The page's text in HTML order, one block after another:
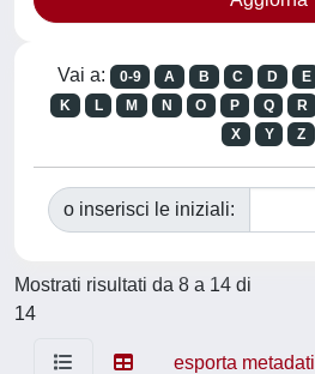
Vai a: 0-9 A B C D E
K
L M N O P Q R
X
Y Z
o inserisci le iniziali:
Mostrati risultati da 8 a 14 di
14
esporta metadati